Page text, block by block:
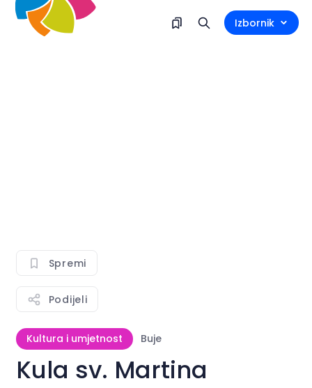
Izbornik
Spremi
Podijeli
Kultura i umjetnost Buje
Kula sv. Martina